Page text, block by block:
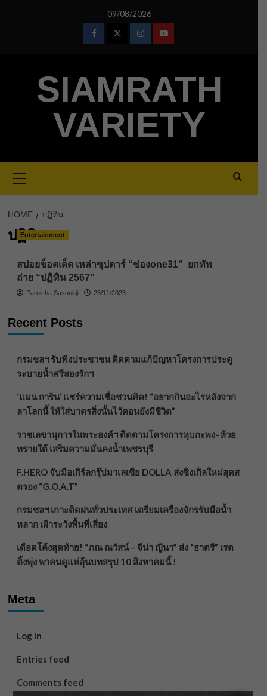
09/08/2026
FacebookTwitterInstagramYoutube
SIAMRATH
VARIETY
Menu
HOME ปฏิทิน
ปฏิทิน
Entertainment
สปอยช็อตเด็ด เหล่าซุปตาร์ “ช่องone31” ยกทัพ
ถ่าย “ปฏิทิน 2567”
Parnicha Sasookjit 23/11/2023
Recent Posts
กรมชลฯ รับฟังประชาชน ติดตามแก้ปัญหาโครงการประตู
ระบายน้ำศรีสองรักฯ
‘แมน การิน’ แชร์ความเชื่อชวนคิด! “อยากกินอะไรหลังจาก
ลาโลกนี้ ให้ใส่บาตรสิ่งนั้นไว้ตอนยังมีชีวิต”
ราชเลขานุการในพระองค์ฯ ติดตามโครงการหุบกะพง–ห้วย
ทรายใต้ เสริมความมั่นคงน้ำเพชรบุรี
F.HERO จับมือเกิร์ลกรุ๊ปมาเลเซีย DOLLA ส่งซิงเกิลใหม่สุดส
ตรอง “G.O.A.T”
กรมชลฯ เกาะติดฝนทั่วประเทศ เตรียมเครื่องจักรรับมือน้ำ
หลาก เฝ้าระวังพื้นที่เสี่ยง
เดือดโค้งสุดท้าย! “ภณ ณวัสน์ – จีน่า ญีนา” ส่ง “ธาตรี” เรต
ติ้งพุ่ง พาคนดูแห่ลุ้นบทสรุป 10 สิงหาคมนี้ !
Meta
Log in
Entries feed
Comments feed